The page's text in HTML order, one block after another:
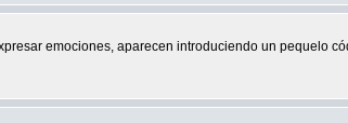
emociones, aparecen introduciendo un pequelo